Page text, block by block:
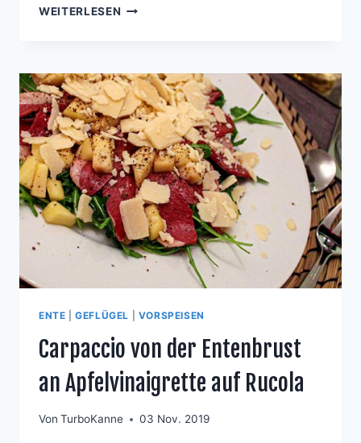
WEITERLESEN GEBRATENE
SALAT
MIT
TRAUBEN
UND
WALNÜSSEN
ENTE |GEFLÜGEL VORSPEISEN
Carpaccio von der Entenbrust
an Apfelvinaigrette auf Rucola
Von TurboKanne 03 Nov. 2019